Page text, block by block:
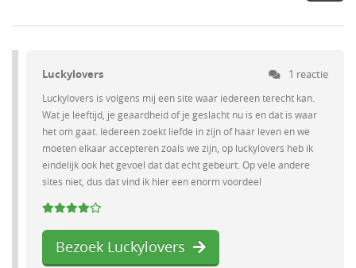
Luckylovers 1 reactie
Luckylovers is volgens mij een site waar iedereen terecht kan.
Wat je leeftijd, je geaardheid of je geslacht nu is en dat is waar
het om gaat. Iedereen zoekt liefde in zijn of haar leven en we
moeten elkaar accepteren zoals we zijn, op luckylovers heb ik
eindelijk ook het gevoel dat dat echt gebeurt. Op vele andere
sites niet, dus dat vind ik hier een enorm voordeel
Bezoek Luckylovers